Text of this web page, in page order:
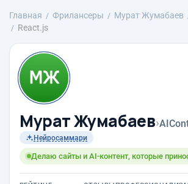
Главная Фрилансеры Мурат Жумабаев
React.js
Мурат Жумабаев›
Нейросаммари
Делаю сайты и AI-контент, которые